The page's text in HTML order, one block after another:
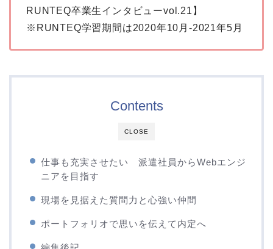
RUNTEQ卒業生インタビューvol.21】
※RUNTEQ学習期間は2020年10月-2021年5月
CLOSE
Contents
仕事も充実させたい 派遣社員からWebエンジ
ニアを目指す
現場を見据えた質問力と心強い仲間
ポートフォリオで思いを伝えて内定へ